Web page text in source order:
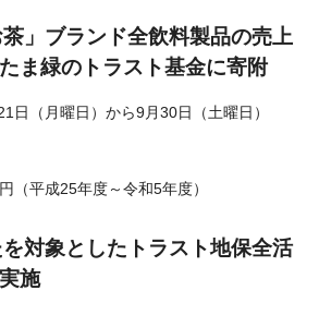
」ブランド全飲料製品の売上
ま緑のトラスト基金に寄附
日（月曜日）から9月30日（土曜日）
（平成25年度～令和5年度）
対象としたトラスト地保全活
施